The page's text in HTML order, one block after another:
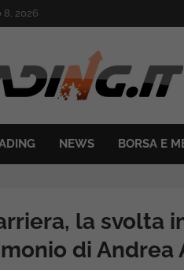
8, 2026
NEWS BORSA E
la svolta
di Andrea